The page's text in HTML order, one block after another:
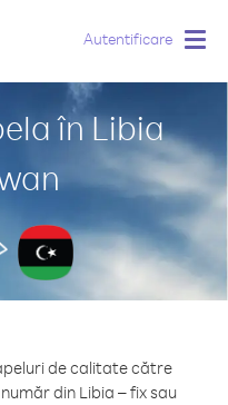
Autentificare
în Libia
de calitate către
din Libia – fix sau